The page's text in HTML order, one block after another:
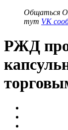
Общаться
тут VK
РЖД